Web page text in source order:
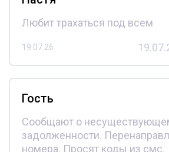
Любит трахаться под всем
19.07.26
Гость
Сообщают о
задолженности.
номера. Просят коды из смс.